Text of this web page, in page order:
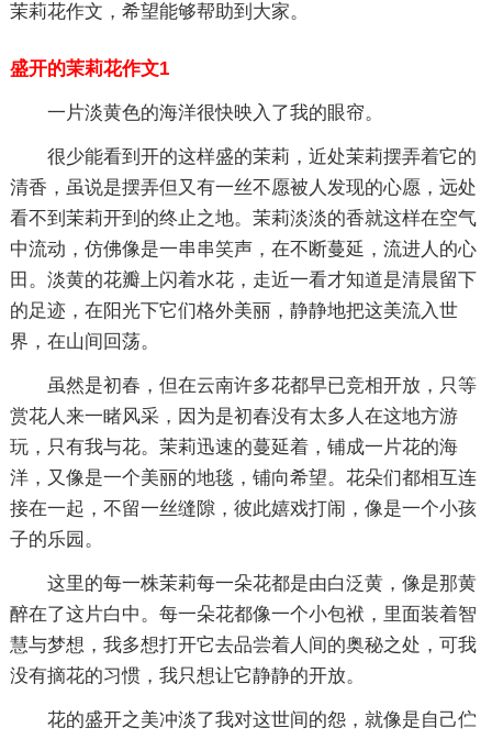
茉莉花作文，希望能够帮助到大家。
盛开的茉莉花作文1
一片淡黄色的海洋很快映入了我的眼帘。
很少能看到开的这样盛的茉莉，近处茉莉摆弄着它的
清香，虽说是摆弄但又有一丝不愿被人发现的心愿，远处
看不到茉莉开到的终止之地。茉莉淡淡的香就这样在空气
中流动，仿佛像是一串串笑声，在不断蔓延，流进人的心
田。淡黄的花瓣上闪着水花，走近一看才知道是清晨留下
的足迹，在阳光下它们格外美丽，静静地把这美流入世
界，在山间回荡。
虽然是初春，但在云南许多花都早已竞相开放，只等
赏花人来一睹风采，因为是初春没有太多人在这地方游
玩，只有我与花。茉莉迅速的蔓延着，铺成一片花的海
洋，又像是一个美丽的地毯，铺向希望。花朵们都相互连
接在一起，不留一丝缝隙，彼此嬉戏打闹，像是一个小孩
子的乐园。
这里的每一株茉莉每一朵花都是由白泛黄，像是那黄
醉在了这片白中。每一朵花都像一个小包袱，里面装着智
慧与梦想，我多想打开它去品尝着人间的奥秘之处，可我
没有摘花的习惯，我只想让它静静的开放。
花的盛开之美冲淡了我对这世间的怨，就像是自己伫